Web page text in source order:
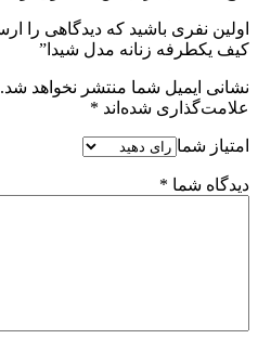
کیف یکطرفه زنانه مدل شیدا”
نشانی ایمیل شما منتشر نخواهد شد.
علامت‌گذاری شده‌اند *
امتیاز شما
دیدگاه شما *